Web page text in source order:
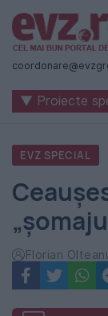
Știri
naționale
România
-
Evenimentul
Zilei
▼ Proiecte
EVZ SPECIAL
Florian